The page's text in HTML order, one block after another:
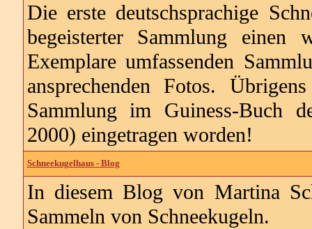
Die erste deutschsprachige
begeisterter Sammlung einen
Exemplare umfassenden
ansprechenden Fotos.
Sammlung im Guiness-Buch
2000) eingetragen worden!
Schneekugelhaus - Blog
In diesem Blog von Martina
Sammeln von Schneekugeln.